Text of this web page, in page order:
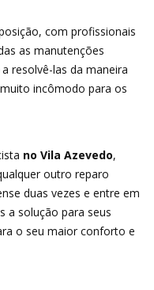
com profissionais
as manutenções
resolvê-las da maneira
incômodo para os
no Vila Azevedo,
outro reparo
duas vezes e entre em
a solução para seus
o seu maior conforto e